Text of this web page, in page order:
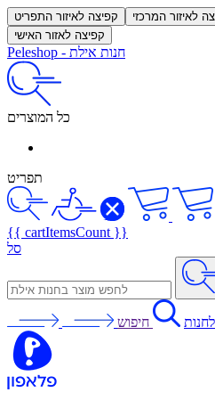
קפיצה לאיזור התפריט לאיזור המרכזי
קפיצה לאזור האישי
Peleshop - חנות אילת
כל המוצרים
תפריט
{{ cartItemsCount }}
סל
חיפוש